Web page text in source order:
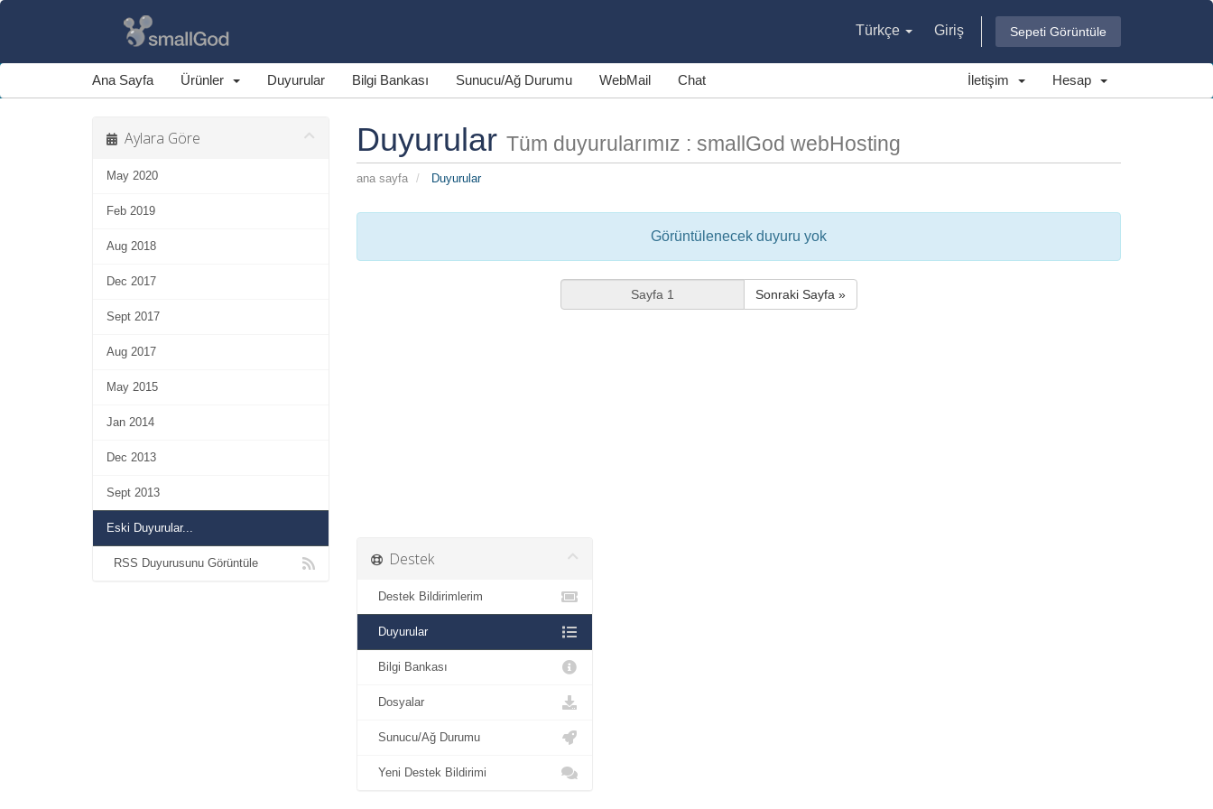
Türkçe Giriş Sepeti Görüntüle
Ana Sayfa Ürünler Duyurular Bilgi Bankası Sunucu/Ağ Durumu WebMail Chat İletişim Hesap
Duyurular Tüm duyurularımız : smallGod webHosting
ana sayfa Duyurular
Aylara Göre
May 2020
Feb 2019
Aug 2018
Dec 2017
Sept 2017
Aug 2017
May 2015
Jan 2014
Dec 2013
Sept 2013
Eski Duyurular...
RSS Duyurusunu Görüntüle
Görüntülenecek duyuru yok
Sonraki Sayfa »
Destek
Destek Bildirimlerim
Duyurular
Bilgi Bankası
Dosyalar
Sunucu/Ağ Durumu
Yeni Destek Bildirimi